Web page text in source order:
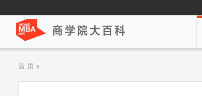
首 页 >